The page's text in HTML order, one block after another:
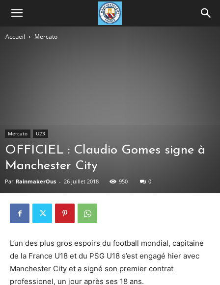
Accueil Mercato
Mercato U23
OFFICIEL : Claudio Gomes signe à
Manchester City
Par RainmakerOus - 26 juillet 2018 950 0
L’un des plus gros espoirs du football mondial, capitaine
de la France U18 et du PSG U18 s’est engagé hier avec
Manchester City et a signé son premier contrat
professionel, un jour après ses 18 ans.